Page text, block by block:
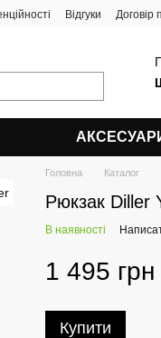
Відгуки Договір
Головна Каталог
Рюкзак Diller
В наявності
1 495 грн
Купити